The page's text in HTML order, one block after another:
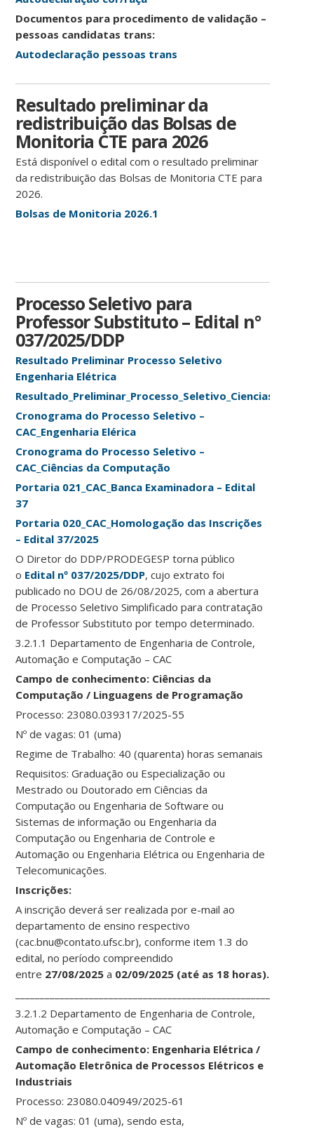
Documentos para procedimento de validação –
pessoas candidatas trans:
Autodeclaração pessoas trans
Resultado preliminar da
redistribuição das Bolsas de
Monitoria CTE para 2026
Está disponível o edital com o resultado preliminar
da redistribuição das Bolsas de Monitoria CTE para
2026.
Bolsas de Monitoria 2026.1
Processo Seletivo para
Professor Substituto – Edital n°
037/2025/DDP
Resultado Preliminar Processo Seletivo
Engenharia Elétrica
Cronograma do Processo Seletivo –
CAC_Engenharia Elérica
Cronograma do Processo Seletivo –
CAC_Ciências da Computação
Portaria 021_CAC_Banca Examinadora – Edital
37
Portaria 020_CAC_Homologação das Inscrições
– Edital 37/2025
O Diretor do DDP/PRODEGESP torna público
o Edital nº 037/2025/DDP, cujo extrato foi
publicado no DOU de 26/08/2025, com a abertura
de Processo Seletivo Simplificado para contratação
de Professor Substituto por tempo determinado.
3.2.1.1 Departamento de Engenharia de Controle,
Automação e Computação – CAC
Campo de conhecimento: Ciências da
Computação / Linguagens de Programação
Processo: 23080.039317/2025-55
Nº de vagas: 01 (uma)
Regime de Trabalho: 40 (quarenta) horas semanais
Requisitos: Graduação ou Especialização ou
Mestrado ou Doutorado em Ciências da
Computação ou Engenharia de Software ou
Sistemas de informação ou Engenharia da
Computação ou Engenharia de Controle e
Automação ou Engenharia Elétrica ou Engenharia de
Telecomunicações.
Inscrições:
A inscrição deverá ser realizada por e-mail ao
departamento de ensino respectivo
(cac.bnu@contato.ufsc.br), conforme item 1.3 do
edital, no período compreendido
entre 27/08/2025 a 02/09/2025 (até as 18 horas).
3.2.1.2 Departamento de Engenharia de Controle,
Automação e Computação – CAC
Campo de conhecimento: Engenharia Elétrica /
Automação Eletrônica de Processos Elétricos e
Industriais
Processo: 23080.040949/2025-61
Nº de vagas: 01 (uma), sendo esta,